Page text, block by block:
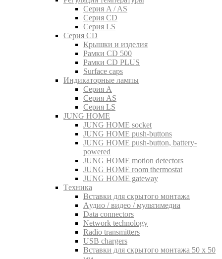
Серия A / AS
Серия CD
Серия LS
Серия CD
Крышки и изделия
Рамки CD 500
Рамки CD PLUS
Surface caps
Индикаторные лампы
Серия A
Серия AS
Серия LS
JUNG HOME
JUNG HOME socket
JUNG HOME push-buttons
JUNG HOME push-button, battery-
powered
JUNG HOME motion detectors
JUNG HOME room thermostat
JUNG HOME gateway
Tехника
Вставки для скрытого монтажа
Aудио / видео / мультимедиа
Data connectors
Network technology
Radio transmitters
USB chargers
Вставки для скрытого монтажа 50 x 50